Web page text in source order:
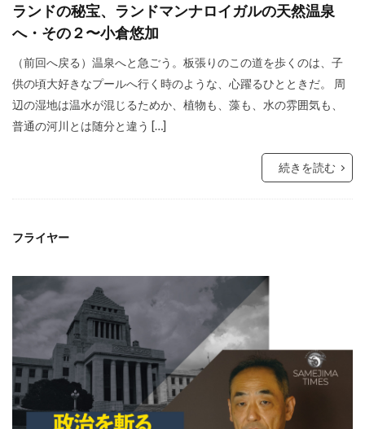
ランドの秘宝、ランドマンナロイガルの天然温泉
へ・その２〜小倉悠加
（前回へ戻る）温泉へと急ごう。板張りのこの道を歩くのは、子
供の頃大好きなプールへ行く時のような、心躍るひとときだ。 周
辺の湿地は温水が混じるためか、植物も、藻も、水の雰囲気も、
普通の河川とは随分と違う […]
続きを読む
フライヤー